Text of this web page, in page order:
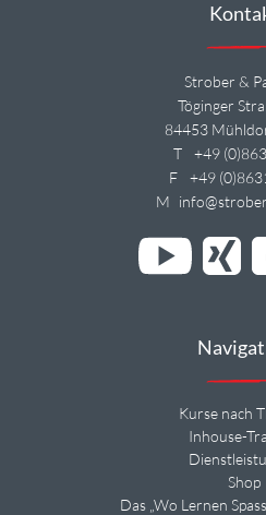
Strober &
Töginger
84453
T
+49
F
+49
M
Kurse nach
Inhouse-
Shop
Das „Wo Lernen